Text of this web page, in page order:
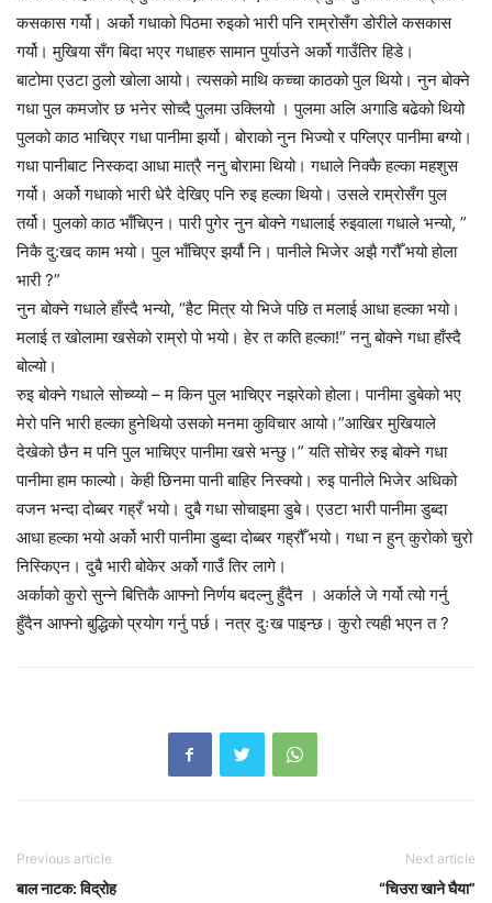
कसकास गर्यो। अर्को गधाको पिठमा रुइको भारी पनि राम्रोसँग डोरीले कसकास
गर्यो। मुखिया सँग बिदा भएर गधाहरु सामान पुर्याउने अर्को गाउँतिर हिडे।
बाटोमा एउटा ठुलो खोला आयो। त्यसको माथि कच्चा काठको पुल थियो। नुन बोक्ने
गधा पुल कमजोर छ भनेर सोच्दै पुलमा उक्लियो । पुलमा अलि अगाडि बढेको थियो
पुलको काठ भाचिएर गधा पानीमा झर्यो। बोराको नुन भिज्यो र पग्लिएर पानीमा बग्यो।
गधा पानीबाट निस्कदा आधा मात्रै ननु बोरामा थियो। गधाले निक्कै हल्का महशुस
गर्यो। अर्को गधाको भारी धेरै देखिए पनि रुइ हल्का थियो। उसले राम्रोसँग पुल
तर्यो। पुलको काठ भाँचिएन। पारी पुगेर नुन बोक्ने गधालाई रुइवाला गधाले भन्यो, ”
निकै दु:खद काम भयो। पुल भाँचिएर झर्यौ नि। पानीले भिजेर अझै गरौँ भयो होला
भारी ?”
नुन बोक्ने गधाले हाँस्दै भन्यो, “हैट मित्र यो भिजे पछि त मलाई आधा हल्का भयो।
मलाई त खोलामा खसेको राम्रो पो भयो। हेर त कति हल्का!” ननु बोक्ने गधा हाँस्दै
बोल्यो।
रुइ बोक्ने गधाले सोच्य्यो – म किन पुल भाचिएर नझरेको होला। पानीमा डुबेको भए
मेरो पनि भारी हल्का हुनेथियो उसको मनमा कुविचार आयो।”आखिर मुखियाले
देखेको छैन म पनि पुल भाचिएर पानीमा खसे भन्छु।” यति सोचेर रुइ बोक्ने गधा
पानीमा हाम फाल्यो। केही छिनमा पानी बाहिर निस्क्यो। रुइ पानीले भिजेर अधिको
वजन भन्दा दोब्बर गह्रँ भयो। दुबै गधा सोचाइमा डुबे। एउटा भारी पानीमा डुब्दा
आधा हल्का भयो अर्को भारी पानीमा डुब्दा दोब्बर गह्रौँ भयो। गधा न हुन् कुरोको चुरो
निस्किएन। दुबै भारी बोकेर अर्को गाउँ तिर लागे।
अर्काको कुरो सुन्ने बित्तिकै आफ्नो निर्णय बदल्नु हुँदैन । अर्काले जे गर्यो त्यो गर्नु
हुँदैन आफ्नो बुद्धिको प्रयोग गर्नु पर्छ। नत्र दुःख पाइन्छ। कुरो त्यही भएन त ?
Previous article
बाल नाटक: विद्रोह
Next article
“चिउरा खाने घैया”